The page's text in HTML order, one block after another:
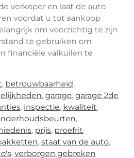
verkoper en laat de auto
voordat u tot aankoop
om voorzichtig te zijn
te gebruiken om
financiële valkuilen te
, betrouwbaarheid,
, garage, garage 2de
, inspectie, kwaliteit,
,
, prijs, proefrit,
, staat van de auto,
, verborgen gebreken